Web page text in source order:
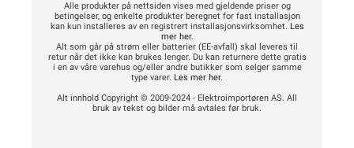
Alle produkter på nettsiden vises med gjeldende priser og
betingelser, og enkelte produkter beregnet for fast installasjon
kan kun installeres av en registrert installasjonsvirksomhet. Les
mer her.
Alt som går på strøm eller batterier (EE-avfall) skal leveres til
retur når det ikke kan brukes lenger. Du kan returnere dette gratis
i en av våre varehus og/eller andre butikker som selger samme
type varer. Les mer her.
Alt innhold Copyright © 2009-2024 - Elektroimportøren AS. All
bruk av tekst og bilder må avtales før bruk.